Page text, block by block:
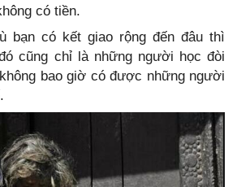
có tiền.
bạn có kết giao rộng đến đâu thì
cũng chỉ là những người học đòi
bao giờ có được những người